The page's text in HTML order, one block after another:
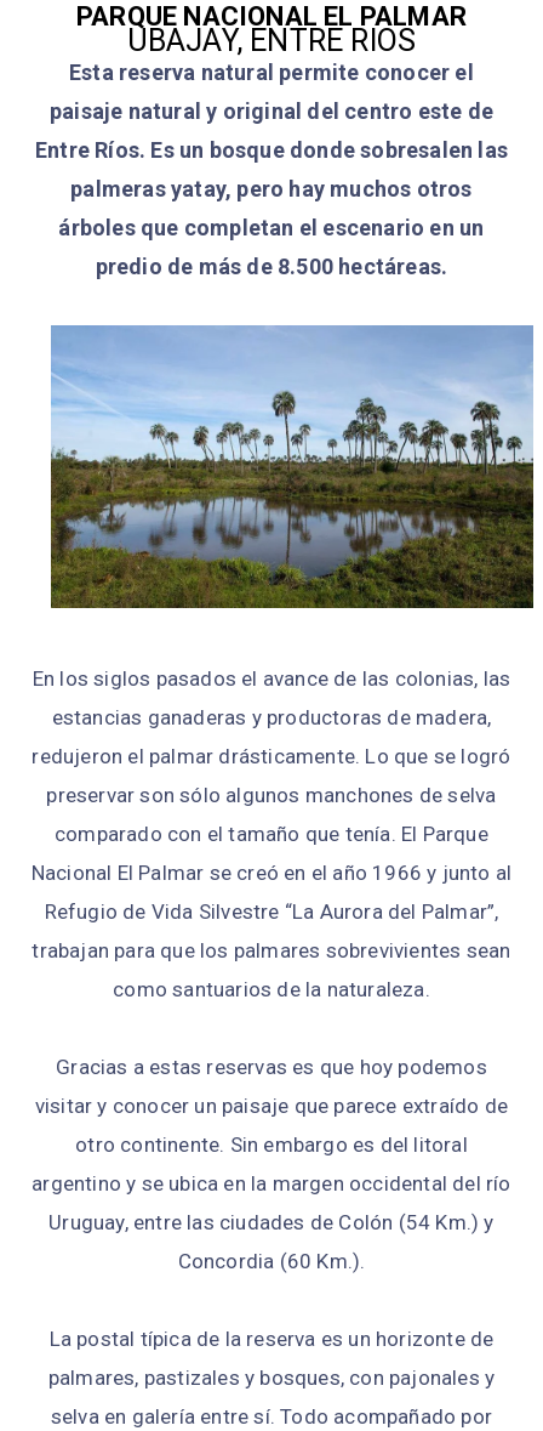
PARQUE NACIONAL EL PALMAR
UBAJAY, ENTRE RIOS
Esta reserva natural permite conocer el
paisaje natural y original del centro este de
Entre Ríos. Es un bosque donde sobresalen las
palmeras yatay, pero hay muchos otros
árboles que completan el escenario en un
predio de más de 8.500 hectáreas.
En los siglos pasados el avance de las colonias, las
estancias ganaderas y productoras de madera,
redujeron el palmar drásticamente. Lo que se logró
preservar son sólo algunos manchones de selva
comparado con el tamaño que tenía. El Parque
Nacional El Palmar se creó en el año 1966 y junto al
Refugio de Vida Silvestre “La Aurora del Palmar”,
trabajan para que los palmares sobrevivientes sean
como santuarios de la naturaleza.
Gracias a estas reservas es que hoy podemos
visitar y conocer un paisaje que parece extraído de
otro continente. Sin embargo es del litoral
argentino y se ubica en la margen occidental del río
Uruguay, entre las ciudades de Colón (54 Km.) y
Concordia (60 Km.).
La postal típica de la reserva es un horizonte de
palmares, pastizales y bosques, con pajonales y
selva en galería entre sí. Todo acompañado por